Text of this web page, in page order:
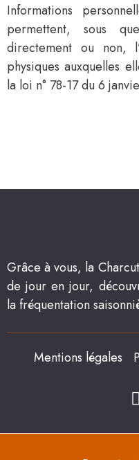
Informations
permettent, sous
directement ou non,
physiques auxquelles
la loi n° 78-17 du 6
Grâce à vous, la
de jour en jour,
la fréquentation
Mentions légales